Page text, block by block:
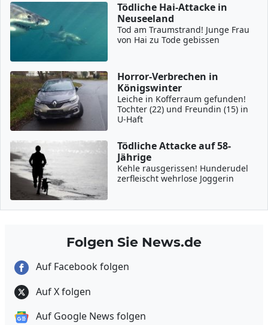
Tödliche Hai-Attacke in
Neuseeland
Tod am Traumstrand! Junge Frau
von Hai zu Tode gebissen
Horror-Verbrechen in
Königswinter
Leiche in Kofferraum gefunden!
Tochter (22) und Freundin (15) in
U-Haft
Tödliche Attacke auf 58-
Jährige
Kehle rausgerissen! Hunderudel
zerfleischt wehrlose Joggerin
Folgen Sie News.de
Auf Facebook folgen
Auf X folgen
Auf Google News folgen